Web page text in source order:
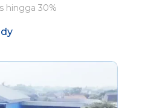
hingga 30%